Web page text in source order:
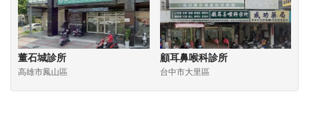
董石城診所
高雄市鳳山區
顧耳鼻喉科診所
台中市大里區